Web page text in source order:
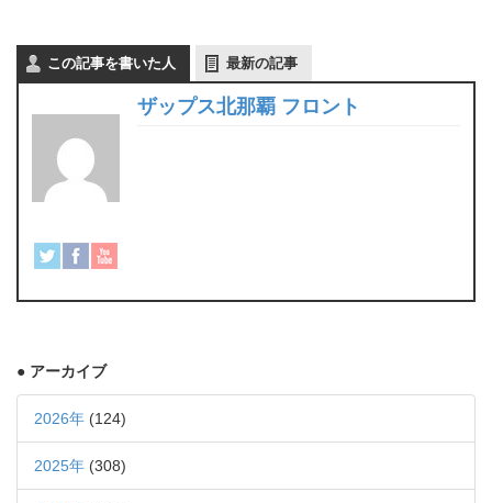
この記事を書いた人 最新の記事
ザップス北那覇 フロント
● アーカイブ
2026年 (124)
2025年 (308)